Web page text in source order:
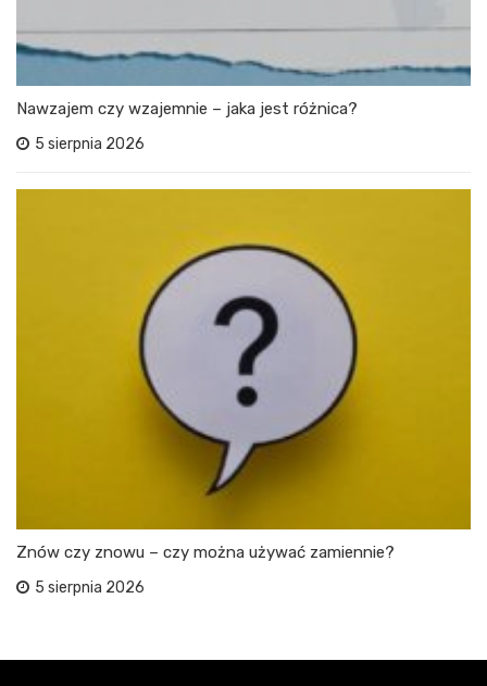
Nawzajem czy wzajemnie – jaka jest różnica?
5 sierpnia 2026
Znów czy znowu – czy można używać zamiennie?
5 sierpnia 2026